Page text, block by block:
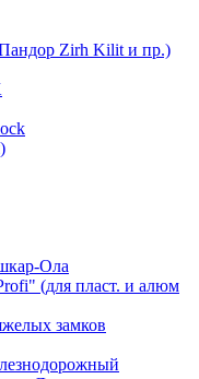
Zirh Kilit и пр.)
Ола
(для пласт. и алюм
замков